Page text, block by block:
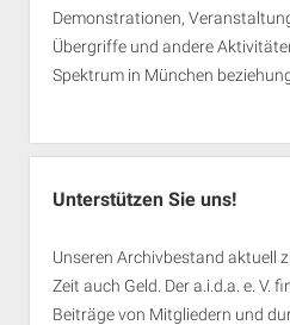
Demonstrationen,
Übergriffe und andere
Spektrum in München
Unterstützen Sie uns!
Unseren Archivbestand aktuell
Zeit auch Geld. Der a.i.d.a. e. V.
Beiträge von Mitgliedern und